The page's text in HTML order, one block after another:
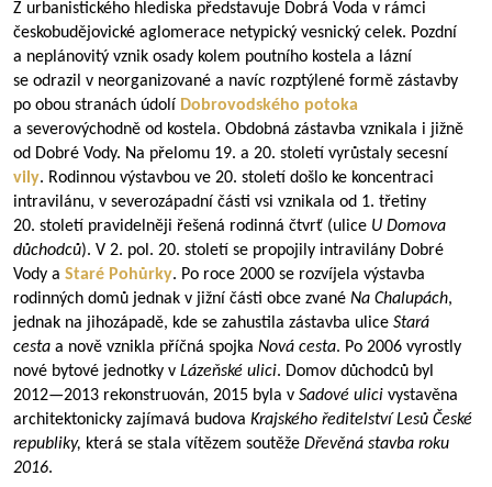
Z urbanistického hlediska představuje Dobrá Voda v rámci
českobudějovické aglomerace netypický vesnický celek. Pozdní
a neplánovitý vznik osady kolem poutního kostela a lázní
se odrazil v neorganizované a navíc rozptýlené formě zástavby
po obou stranách údolí Dobrovodského potoka
a severovýchodně od kostela. Obdobná zástavba vznikala i jižně
od Dobré Vody. Na přelomu 19. a 20. století vyrůstaly secesní
vily. Rodinnou výstavbou ve 20. století došlo ke koncentraci
intravilánu, v severozápadní části vsi vznikala od 1. třetiny
20. století pravidelněji řešená rodinná čtvrť (ulice U Domova
důchodců). V 2. pol. 20. století se propojily intravilány Dobré
Vody a Staré Pohůrky. Po roce 2000 se rozvíjela výstavba
rodinných domů jednak v jižní části obce zvané Na Chalupách,
jednak na jihozápadě, kde se zahustila zástavba ulice Stará
cesta a nově vznikla příčná spojka Nová cesta. Po 2006 vyrostly
nové bytové jednotky v Lázeňské ulici. Domov důchodců byl
2012—2013 rekonstruován, 2015 byla v Sadové ulici vystavěna
architektonicky zajímavá budova Krajského ředitelství Lesů České
republiky, která se stala vítězem soutěže Dřevěná stavba roku
2016.